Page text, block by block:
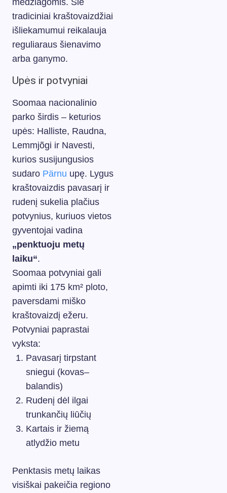
medžiagomis. Šie
tradiciniai kraštovaizdžiai
išliekamumui reikalauja
reguliaraus šienavimo
arba ganymo.
Upės ir potvyniai
Soomaa nacionalinio
parko širdis – keturios
upės: Halliste, Raudna,
Lemmjõgi ir Navesti,
kurios susijungusios
sudaro Pärnu upę. Lygus
kraštovaizdis pavasarį ir
rudenį sukelia plačius
potvynius, kuriuos vietos
gyventojai vadina
„penktuoju metų
laiku“.
Soomaa potvyniai gali
apimti iki 175 km² ploto,
paversdami miško
kraštovaizdį ežeru.
Potvyniai paprastai
vyksta:
Pavasarį tirpstant
sniegui (kovas–
balandis)
Rudenį dėl ilgai
trunkančių liūčių
Kartais ir žiemą
atlydžio metu
Penktasis metų laikas
visiškai pakeičia regiono